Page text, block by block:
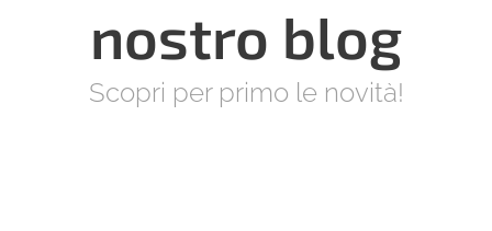
nostro blog
Scopri per primo le novità!